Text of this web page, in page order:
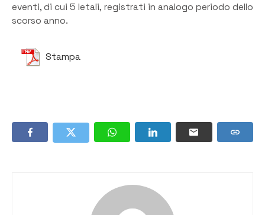
eventi, di cui 5 letali, registrati in analogo periodo dello
scorso anno.
Stampa